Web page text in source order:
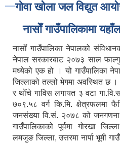
गोवा खोला जल विद्युत
नासाेँ गाउँपालिकामा
नासोँ गाउँपालिका नेपालको
नेपाल सरकारबाट २०७३ साल
मध्येको एक हो । यो गाउँपालिका
जिल्लाको तल्लो भेगमा अवस्थित छ ।
र थोँचे गाविस लगायत ३ वटा
७०९.५८ वर्ग कि.मि. क्षेत्रफलमा
जनसंख्या वि.सं. २०७८ को
गाउँपालिकाको पूर्वमा गोरखा
लमजुङ जिल्ला, उत्तरमा नार्पा भूमी